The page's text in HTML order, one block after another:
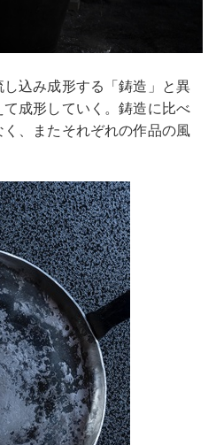
し込み成形する「鋳造」と異
成形していく。鋳造に比べ
、またそれぞれの作品の風